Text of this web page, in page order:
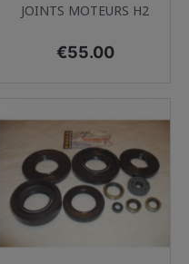
JOINTS MOTEURS H2
Price
€55.00